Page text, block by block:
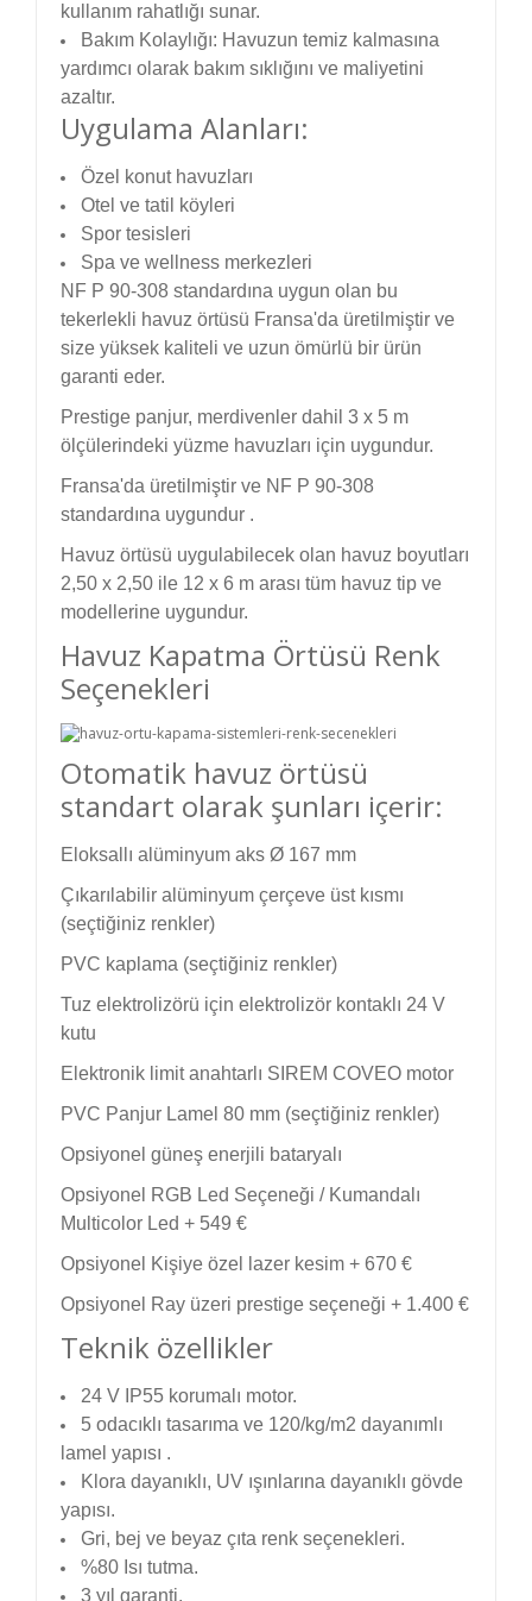
kullanım rahatlığı sunar.
Bakım Kolaylığı: Havuzun temiz kalmasına
yardımcı olarak bakım sıklığını ve maliyetini
azaltır.
Uygulama Alanları:
Özel konut havuzları
Otel ve tatil köyleri
Spor tesisleri
Spa ve wellness merkezleri
NF P 90-308 standardına uygun olan bu
tekerlekli havuz örtüsü Fransa'da üretilmiştir ve
size yüksek kaliteli ve uzun ömürlü bir ürün
garanti eder.
Prestige panjur, merdivenler dahil 3 x 5 m
ölçülerindeki yüzme havuzları için uygundur.
Fransa'da üretilmiştir ve NF P 90-308
standardına uygundur .
Havuz örtüsü uygulabilecek olan havuz boyutları
2,50 x 2,50 ile 12 x 6 m arası tüm havuz tip ve
modellerine uygundur.
Havuz Kapatma Örtüsü Renk
Seçenekleri
Otomatik havuz örtüsü
standart olarak şunları içerir:
Eloksallı alüminyum aks Ø 167 mm
Çıkarılabilir alüminyum çerçeve üst kısmı
(seçtiğiniz renkler)
PVC kaplama (seçtiğiniz renkler)
Tuz elektrolizörü için elektrolizör kontaklı 24 V
kutu
Elektronik limit anahtarlı SIREM COVEO motor
PVC Panjur Lamel 80 mm (seçtiğiniz renkler)
Opsiyonel güneş enerjili bataryalı
Opsiyonel RGB Led Seçeneği / Kumandalı
Multicolor Led + 549 €
Opsiyonel Kişiye özel lazer kesim + 670 €
Opsiyonel Ray üzeri prestige seçeneği + 1.400 €
Teknik özellikler
24 V IP55 korumalı motor.
5 odacıklı tasarıma ve 120/kg/m2 dayanımlı
lamel yapısı .
Klora dayanıklı, UV ışınlarına dayanıklı gövde
yapısı.
Gri, bej ve beyaz çıta renk seçenekleri.
%80 Isı tutma.
3 yıl garanti.